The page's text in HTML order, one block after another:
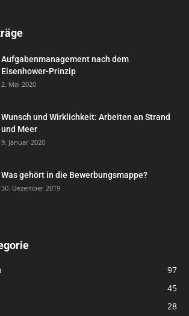
Aufgabenmanagement nach dem
Eisenhower-Prinzip
2. Mai 2020
Wunsch und Wirklichkeit: Arbeiten an Strand
und Meer
9. Januar 2020
Was gehört in die Bewerbungsmappe?
30. Dezember 2019
97
45
28